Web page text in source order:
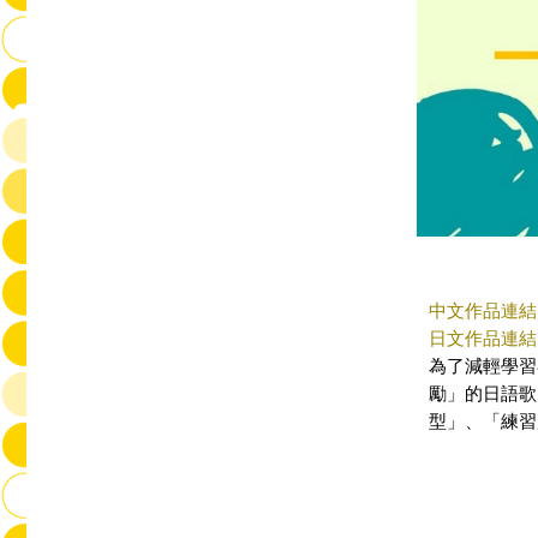
中文作品連結
日文作品連結
為了減輕學
勵」的日語
型」、「練